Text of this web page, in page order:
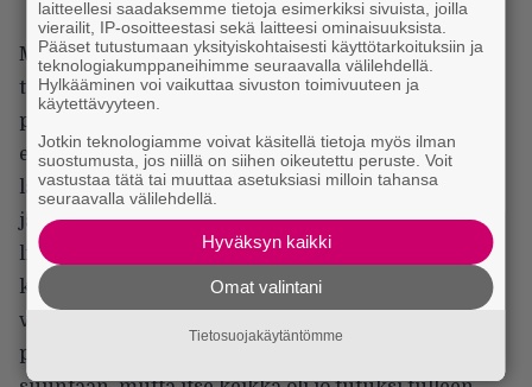
Muita hyväntuulisia akteja olivat muun muassa
tamperelainen Huora ja Göteborg-metallin
pioneeriyhtye In Flames. Ruotsalaisten
esiintymiseen tuli tosin synkempiäkin sävyjä, kun
laulaja Anders Fridén tulistui lavan edessä olleiden
järjestysmiesten toimintaan. Yleisön riehakkuutta
liian kovakouraisesti hillinnyt keltaliivien sakki sai
kuulla Fridénin kärkästä vittuilua useammassakin
välispiikissä. Huoran esiintymisessä vittuiltiin
pelkästään Päivi Räsäsen ja muiden ulkopuolisten
laitteellesi saadaksemme tietoja esimerkiksi sivuista, joilla
vierailit, IP-osoitteestasi sekä laitteesi ominaisuuksista.
Pääset tutustumaan yksityiskohtaisesti käyttötarkoituksiin ja
teknologiakumppaneihimme seuraavalla välilehdellä.
Hylkääminen voi vaikuttaa sivuston toimivuuteen ja
käytettävyyteen.
Jotkin teknologiamme voivat käsitellä tietoja myös ilman
suostumusta, jos niillä on siihen oikeutettu peruste. Voit
vastustaa tätä tai muuttaa asetuksiasi milloin tahansa
seuraavalla välilehdellä.
Hyväksyn kaikki
Omat valintani
Tietosuojakäytäntömme